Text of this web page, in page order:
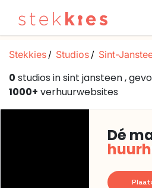
Stekkies Studios Sint-
0 studios in sint jansteen ,
1000+ verhuurwebsites
Dé